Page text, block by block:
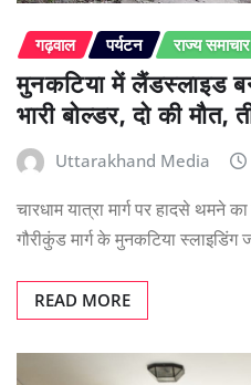
गढ़वाल पर्यटन राज्य समाचार
मुनकटिया में लैंडस्लाइड
भारी बोल्डर, दो की मौत,
Uttarakhand Media
चारधाम यात्रा मार्ग पर हादसे थमने
गौरीकुंड मार्ग के मुनकटिया स्लाइडिंग
READ MORE